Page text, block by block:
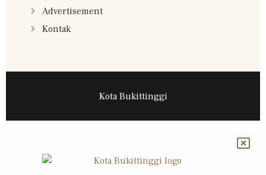
Advertisement
Kontak
Kota Bukittinggi